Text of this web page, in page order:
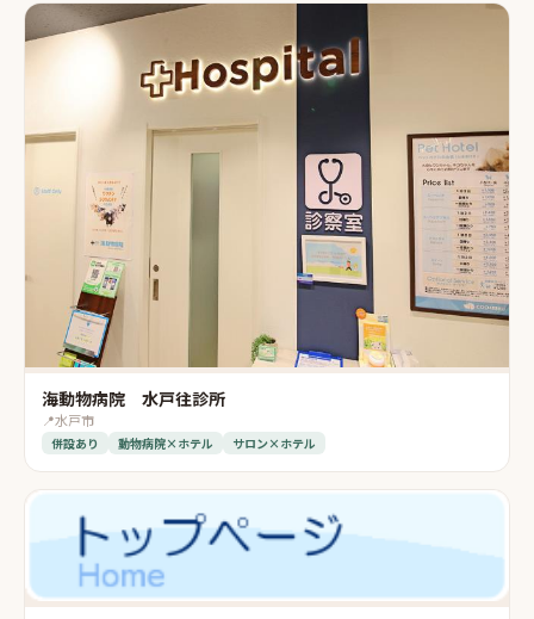
海動物病院 水戸往診所
📍水戸市
併設あり 動物病院×ホテル サロン×ホテル